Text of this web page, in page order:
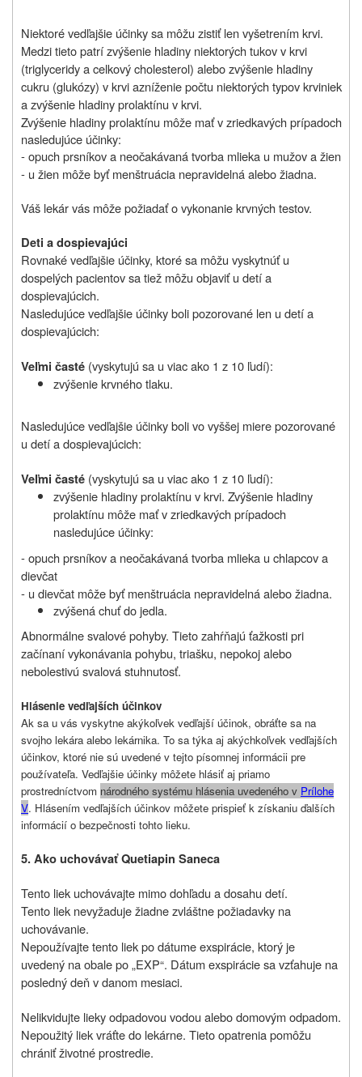
Niektoré vedľajšie účinky sa môžu zistiť len vyšetrením krvi.
Medzi tieto patrí zvýšenie hladiny niektorých tukov v krvi
(triglyceridy a celkový cholesterol) alebo zvýšenie hladiny
cukru (glukózy) v krvi azníženie počtu niektorých typov krviniek
a zvýšenie hladiny prolaktínu v krvi.
Zvýšenie hladiny prolaktínu môže mať v zriedkavých prípadoch
nasledujúce účinky:
-opuch prsníkov a neočakávaná tvorba mlieka u mužov a žien
- u žien môže byť menštruácia nepravidelná alebo žiadna.
Váš lekár vás môže požiadať o vykonanie krvných testov.
Deti a dospievajúci
Rovnaké vedľajšie účinky, ktoré sa môžu vyskytnúť u
dospelých pacientov sa tiež môžu objaviť u detí a
dospievajúcich.
Nasledujúce vedľajšie účinky boli pozorované len u detí a
dospievajúcich:
Veľmi časté (vyskytujú sa u viac ako 1 z 10 ľudí):
zvýšenie krvného tlaku.
Nasledujúce vedľajšie účinky boli vo vyššej miere pozorované
u detí a dospievajúcich:
Veľmi časté (vyskytujú sa u viac ako 1 z 10 ľudí):
zvýšenie hladiny prolaktínu v krvi. Zvýšenie hladiny
prolaktínu môže mať v zriedkavých prípadoch
nasledujúce účinky:
-opuch prsníkov a neočakávaná tvorba mlieka u chlapcov a
dievčat
- u dievčat môže byť menštruácia nepravidelná alebo žiadna.
zvýšená chuť do jedla.
Abnormálne svalové pohyby. Tieto zahŕňajú ťažkosti pri
začínaní vykonávania pohybu, triašku, nepokoj alebo
nebolestivú svalová stuhnutosť.
Hlásenie vedľajších účinkov
Ak sa u vás vyskytne akýkoľvek vedľajší účinok, obráťte sa na
svojho lekára alebo lekárnika. To sa týka aj akýchkoľvek vedľajších
účinkov, ktoré nie sú uvedené v tejto písomnej informácii pre
používateľa. Vedľajšie účinky môžete hlásiť aj priamo
prostredníctvom národného systému hlásenia uvedeného v Prílohe
V. Hlásením vedľajších účinkov môžete prispieť k získaniu ďalších
informácií o bezpečnosti tohto lieku.
5. Ako uchovávať Quetiapin Saneca
Tento liek uchovávajte mimo dohľadu a dosahu detí.
Tento liek nevyžaduje žiadne zvláštne požiadavky na
uchovávanie.
Nepoužívajte tento liek po dátume exspirácie, ktorý je
uvedený na obale po „EXP“. Dátum exspirácie sa vzťahuje na
posledný deň v danom mesiaci.
Nelikvidujte lieky odpadovou vodou alebo domovým odpadom.
Nepoužitý liek vráťte do lekárne. Tieto opatrenia pomôžu
chrániť životné prostredie.